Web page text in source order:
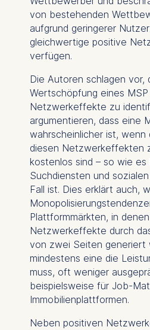
von bestehenden
aufgrund geringerer
gleichwertige positive
verfügen.
Die Autoren schlagen vor,
Wertschöpfung eines
Netzwerkeffekte zu
argumentieren, dass eine
wahrscheinlicher ist, wenn
diesen Netzwerkeffekten
kostenlos sind – so wie es
Suchdiensten und
Fall ist. Dies erklärt auch,
Plattformmärkten, in
Netzwerkeffekte durch
von zwei Seiten generiert
mindestens eine die
muss, oft weniger
beispielsweise für Job-
Immobilienplattformen.
Neben positiven